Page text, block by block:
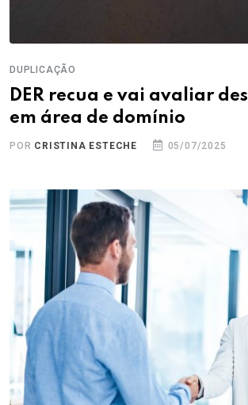
DUPLICAÇÃO
DER recua e vai avaliar
em área de domínio
POR CRISTINA ESTECHE 05/07/2025